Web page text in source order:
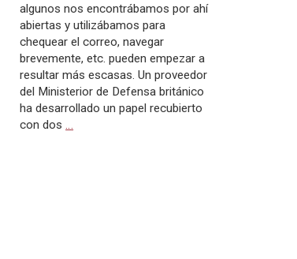
algunos nos encontrábamos por ahí
abiertas y utilizábamos para
chequear el correo, navegar
brevemente, etc. pueden empezar a
resultar más escasas. Un proveedor
del Ministerior de Defensa británico
ha desarrollado un papel recubierto
con dos…